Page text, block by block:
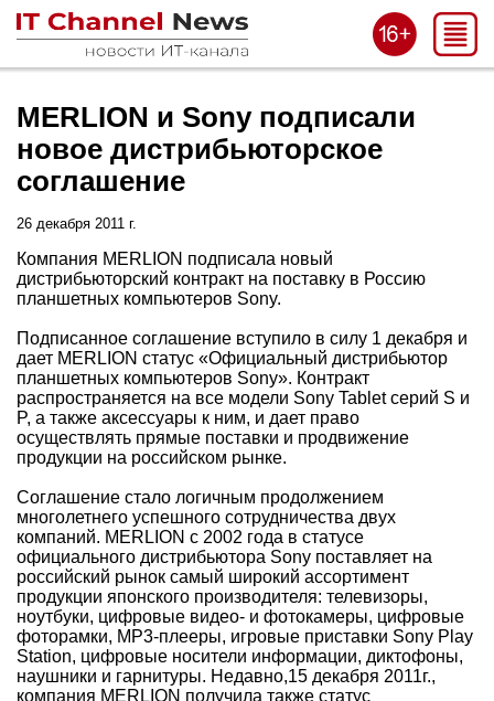
MERLION и Sony подписали
новое дистрибьюторское
соглашение
26 декабря 2011 г.
Компания MERLION подписала новый
дистрибьюторский контракт на поставку в Россию
планшетных компьютеров Sony.
Подписанное соглашение вступило в силу 1 декабря и
дает MERLION статус «Официальный дистрибьютор
планшетных компьютеров Sony». Контракт
распространяется на все модели Sony Tablet серий S и
P, а также аксессуары к ним, и дает право
осуществлять прямые поставки и продвижение
продукции на российском рынке.
Соглашение стало логичным продолжением
многолетнего успешного сотрудничества двух
компаний. MERLION с 2002 года в статусе
официального дистрибьютора Sony поставляет на
российский рынок самый широкий ассортимент
продукции японского производителя: телевизоры,
ноутбуки, цифровые видео- и фотокамеры, цифровые
фоторамки, МР3-плееры, игровые приставки Sony Play
Station, цифровые носители информации, диктофоны,
наушники и гарнитуры. Недавно,15 декабря 2011г.,
компания MERLION получила также статус